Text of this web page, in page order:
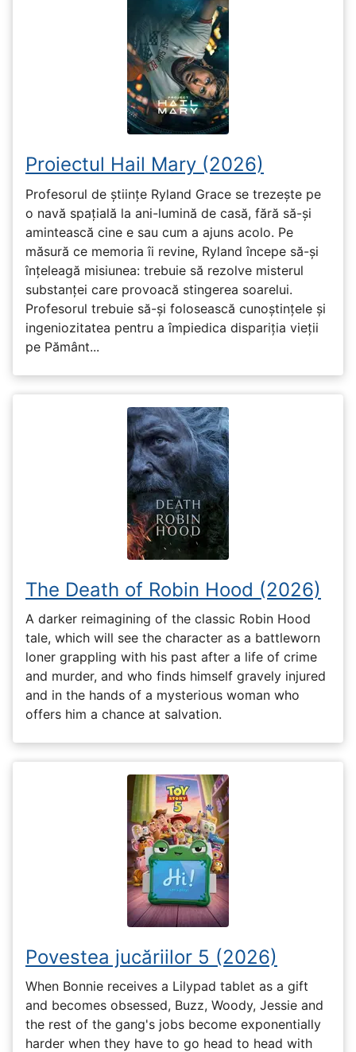
Proiectul Hail Mary (2026)
Profesorul de științe Ryland Grace se trezește pe
o navă spațială la ani-lumină de casă, fără să-și
amintească cine e sau cum a ajuns acolo. Pe
măsură ce memoria îi revine, Ryland începe să-și
înțeleagă misiunea: trebuie să rezolve misterul
substanței care provoacă stingerea soarelui.
Profesorul trebuie să-și folosească cunoștințele și
ingeniozitatea pentru a împiedica dispariția vieții
pe Pământ...
The Death of Robin Hood (2026)
A darker reimagining of the classic Robin Hood
tale, which will see the character as a battleworn
loner grappling with his past after a life of crime
and murder, and who finds himself gravely injured
and in the hands of a mysterious woman who
offers him a chance at salvation.
Povestea jucăriilor 5 (2026)
When Bonnie receives a Lilypad tablet as a gift
and becomes obsessed, Buzz, Woody, Jessie and
the rest of the gang's jobs become exponentially
harder when they have to go head to head with